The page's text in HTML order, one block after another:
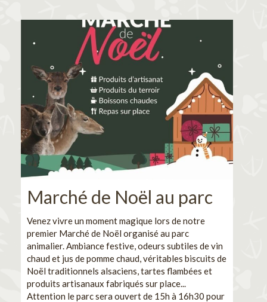
Marché de Noël au parc
Venez vivre un moment magique lors de notre
premier Marché de Noël organisé au parc
animalier. Ambiance festive, odeurs subtiles de vin
chaud et jus de pomme chaud, véritables biscuits de
Noël traditionnels alsaciens, tartes flambées et
produits artisanaux fabriqués sur place...
Attention le parc sera ouvert de 15h à 16h30 pour